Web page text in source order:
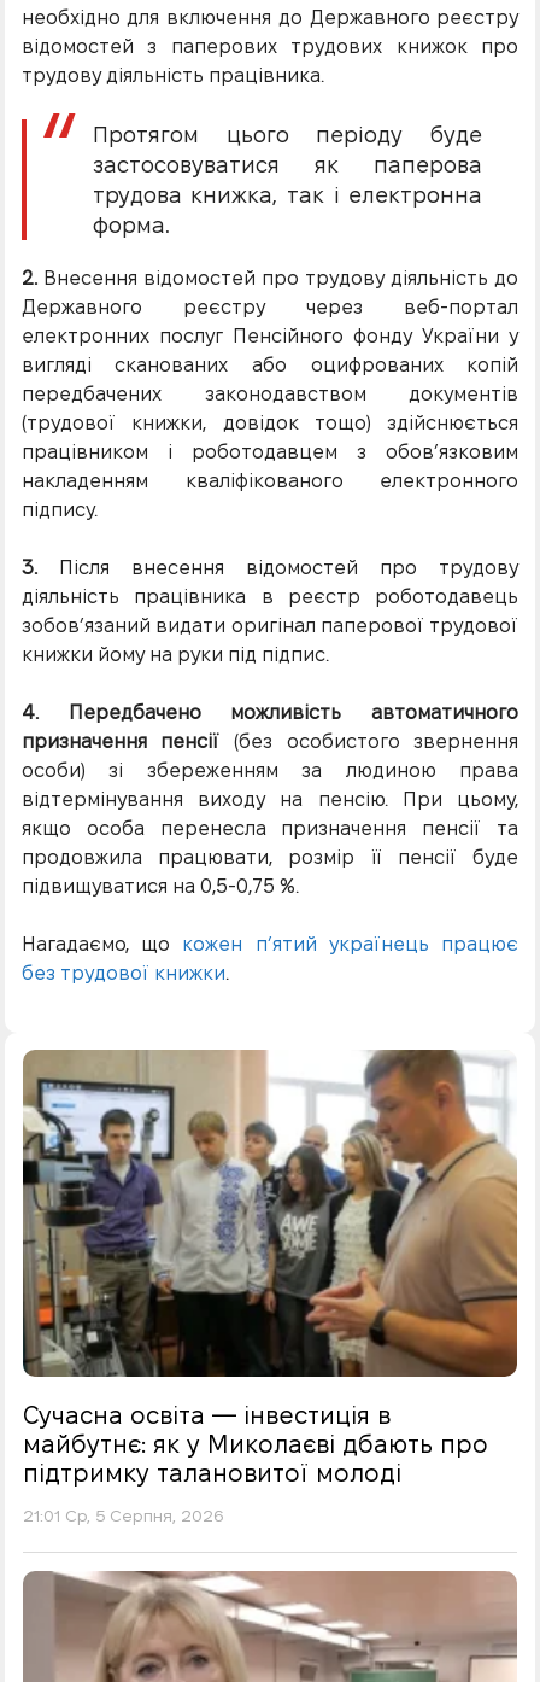
необхідно для включення до Державного реєстру
відомостей з паперових трудових книжок про
трудову діяльність працівника.
Протягом цього періоду буде
застосовуватися як паперова
трудова книжка, так і електронна
форма.
2.Внесення відомостей про трудову діяльність до
Державного реєстру через веб-портал
електронних послуг Пенсійного фонду України у
вигляді сканованих або оцифрованих копій
передбачених законодавством документів
(трудової книжки, довідок тощо) здійснюється
працівником і роботодавцем з обов’язковим
накладенням кваліфікованого електронного
підпису.
3.Після внесення відомостей про трудову
діяльність працівника в реєстр роботодавець
зобов’язаний видати оригінал паперової трудової
книжки йому на руки під підпис.
4. Передбачено можливість автоматичного
призначення пенсії (без особистого звернення
особи) зі збереженням за людиною права
відтермінування виходу на пенсію. При цьому,
якщо особа перенесла призначення пенсії та
продовжила працювати, розмір її пенсії буде
підвищуватися на 0,5-0,75 %.
Нагадаємо, що кожен п’ятий українець працює
без трудової книжки.
Сучасна освіта — інвестиція в
майбутнє: як у Миколаєві дбають про
підтримку талановитої молоді
21:01 Ср, 5 Серпня, 2026